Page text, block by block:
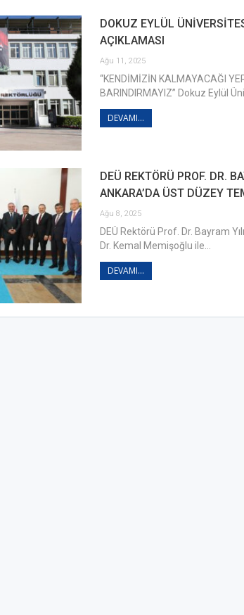
DOKUZ EYLÜL
AÇIKLAMASI
Ağu 11, 2025
“KENDİMİZİN KALMAYACAĞI
BARINDIRMAYIZ” Dokuz Eylül
DEVAMI...
DEÜ REKTÖRÜ PROF. DR.
ANKARA’DA ÜST DÜZEY
Ağu 8, 2025
DEÜ Rektörü Prof. Dr. Bayram
Dr. Kemal Memişoğlu ile…
DEVAMI...